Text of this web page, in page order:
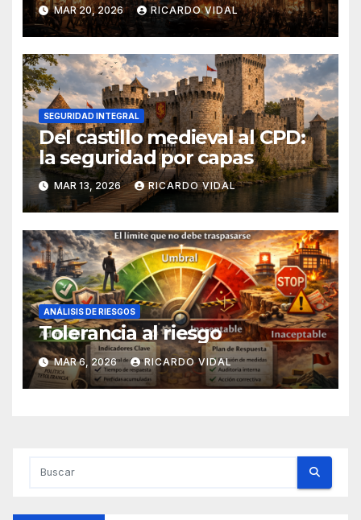
MAR 20, 2026 RICARDO VIDAL
SEGURIDAD INTEGRAL
Del castillo medieval al CPD:
la seguridad por capas
MAR 13, 2026 RICARDO VIDAL
ANÁLISIS DE RIESGOS
Tolerancia al riesgo
MAR 6, 2026 RICARDO VIDAL